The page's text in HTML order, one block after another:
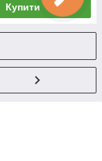
Купити